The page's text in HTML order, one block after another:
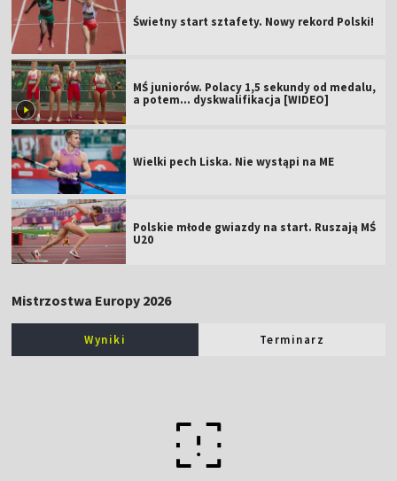
Świetny start sztafety. Nowy rekord Polski!
MŚ juniorów. Polacy 1,5 sekundy od medalu,
a potem... dyskwalifikacja [WIDEO]
Wielki pech Liska. Nie wystąpi na ME
Polskie młode gwiazdy na start. Ruszają MŚ
U20
Mistrzostwa Europy 2026
Wyniki Terminarz